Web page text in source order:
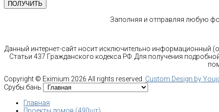
Заполняя и отправляя любую
Данный интернет-сайт носит исключительно информационный
Статьи 437 Гражданского кодекса РФ. Для получения
Copyright © Eximium 2026 All rights reserved. Custom Design by
Срубы бань
Главная